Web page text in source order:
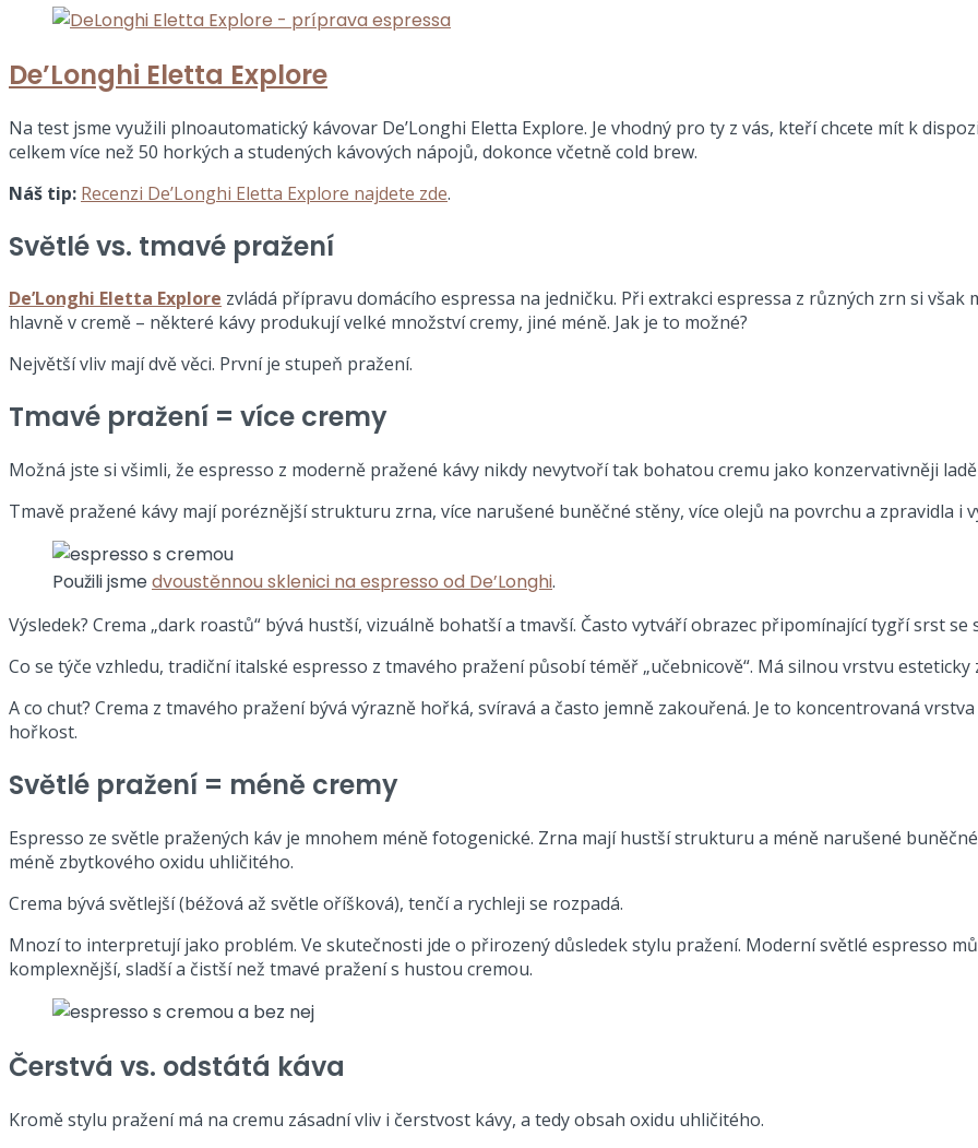
De’Longhi Eletta Explore
Na test jsme využili plnoautomatický kávovar De’Longhi Eletta Explore. Je vhodný pro ty z vás, kteří chcete mít k
celkem více než 50 horkých a studených kávových nápojů, dokonce včetně cold brew.
Náš tip: Recenzi De’Longhi Eletta Explore najdete zde.
Světlé vs. tmavé pražení
De’Longhi Eletta Explore zvládá přípravu domácího espressa na jedničku. Při extrakci espressa z různých zrn si
hlavně v cremě – některé kávy produkují velké množství cremy, jiné méně. Jak je to možné?
Největší vliv mají dvě věci. První je stupeň pražení.
Tmavé pražení = více cremy
Možná jste si všimli, že espresso z moderně pražené kávy nikdy nevytvoří tak bohatou cremu jako konzervativněji
Tmavě pražené kávy mají poréznější strukturu zrna, více narušené buněčné stěny, více olejů na povrchu a zpravidla i
Použili jsmedvoustěnnou sklenici na espresso od De’Longhi.
Výsledek? Crema „dark roastů“ bývá hustší, vizuálně bohatší a tmavší. Často vytváří obrazec připomínající tygří srst
Co se týče vzhledu, tradiční italské espresso z tmavého pražení působí téměř „učebnicově“. Má silnou vrstvu
A co chuť? Crema z tmavého pražení bývá výrazně hořká, svíravá a často jemně zakouřená. Je to koncentrovaná
hořkost.
Světlé pražení = méně cremy
Espresso ze světle pražených káv je mnohem méně fotogenické. Zrna mají hustší strukturu a méně narušené
méně zbytkového oxidu uhličitého.
Crema bývá světlejší (béžová až světle oříšková), tenčí a rychleji se rozpadá.
Mnozí to interpretují jako problém. Ve skutečnosti jde o přirozený důsledek stylu pražení. Moderní světlé espresso
komplexnější, sladší a čistší než tmavé pražení s hustou cremou.
Čerstvá vs. odstátá káva
Kromě stylu pražení má na cremu zásadní vliv i čerstvost kávy, a tedy obsah oxidu uhličitého.